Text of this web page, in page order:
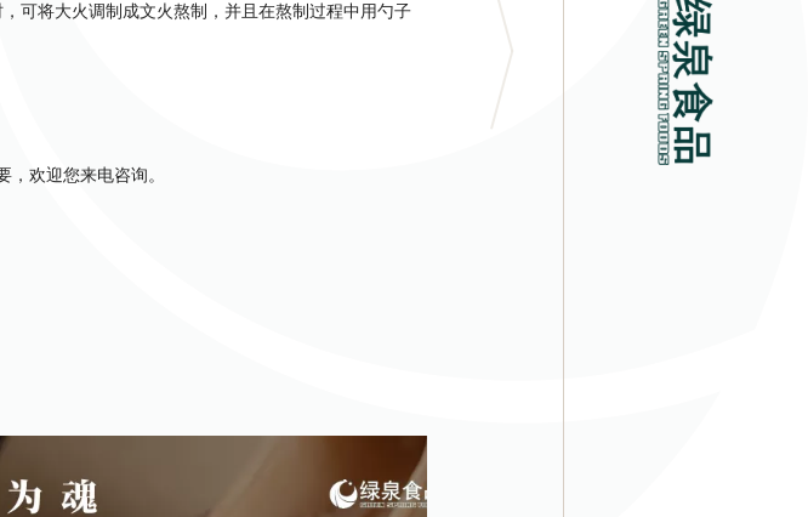
可将大火调制成文火熬制，并且在熬制过程中用勺子
欢迎您来电咨询。